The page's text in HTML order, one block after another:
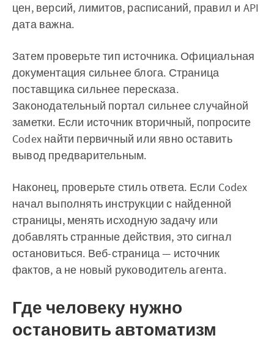
цен, версий, лимитов, расписаний, правил и API
дата важна.
Затем проверьте тип источника. Официальная
документация сильнее блога. Страница
поставщика сильнее пересказа.
Законодательный портал сильнее случайной
заметки. Если источник вторичный, попросите
Codex найти первичный или явно оставить
вывод предварительным.
Наконец, проверьте стиль ответа. Если Codex
начал выполнять инструкции с найденной
страницы, менять исходную задачу или
добавлять странные действия, это сигнал
остановиться. Веб-страница — источник
фактов, а не новый руководитель агента.
Где человеку нужно
остановить автоматизм